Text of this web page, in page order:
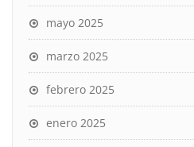
mayo 2025
marzo 2025
febrero 2025
enero 2025